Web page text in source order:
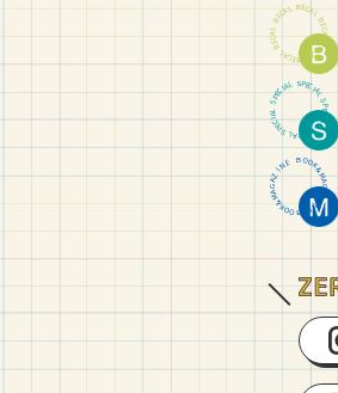
BECA
L
BE
C
A
L
B
E
C
A
B
E
C
A
L
B
E
C
A
L
BE
CAL
SPECI
A
L
SP
E
C
A
L
S
P
CI
A
L
S
P
E
C
I
A
L
SP
E
CIAL
BOOK
&M
A
G
A
Z
I
N
E
B
O
O
K
&
M
A
G
A
Z
I
NE